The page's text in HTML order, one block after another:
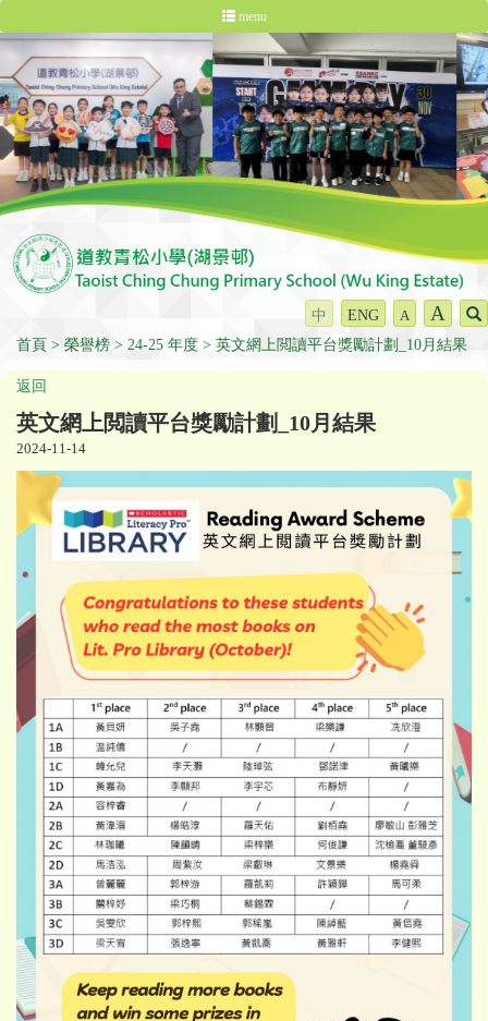
menu
中 ENG A A
首頁 榮譽榜 24-25 年度 英文網上閲讀平台獎勵計劃_10月結果
返回
英文網上閲讀平台獎勵計劃_10月結果
2024-11-14